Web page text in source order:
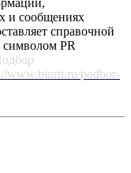
и сообщениях
справочной
PR
www.binrti.ru/podbor-